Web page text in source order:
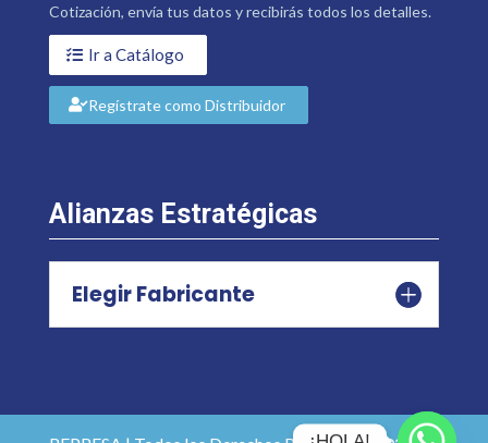
Cotización, envía tus datos y recibirás todos los detalles.
Ir a Catálogo
Regístrate como Distribuidor
Alianzas Estratégicas
Elegir Fabricante